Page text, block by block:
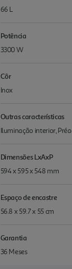
66 L
Potência
3300 W
Côr
Inox
Outras características
Iluminação interior,
Dimensões LxAxP
594 x 595 x 548 mm
Espaço de encastre
56.8 x 59.7 x 55 cm
Garantia
36 Meses